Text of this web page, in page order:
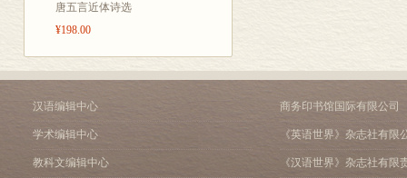
唐五言近体诗选
¥198.00
汉语编辑中心
学术编辑中心
教科文编辑中心
商务印书馆国际有限公司
《英语世界》杂志社有限
《汉语世界》杂志社有限